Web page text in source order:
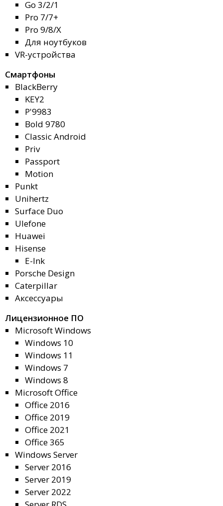
Go 3/2/1
Pro 7/7+
Pro 9/8/X
Для ноутбуков
VR-устройства
Смартфоны
BlackBerry
KEY2
P'9983
Bold 9780
Classic Android
Priv
Passport
Motion
Punkt
Unihertz
Surface Duo
Ulefone
Huawei
Hisense
E-Ink
Porsche Design
Caterpillar
Аксессуары
Лицензионное ПО
Microsoft Windows
Windows 10
Windows 11
Windows 7
Windows 8
Microsoft Office
Office 2016
Office 2019
Office 2021
Office 365
Windows Server
Server 2016
Server 2019
Server 2022